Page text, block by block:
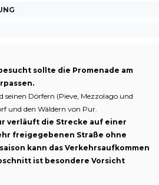
sollte die Promenade am
seinen Dörfern (Pieve, Mezzolago und
und den Wäldern von Pur.
verläuft die Strecke auf einer
freigegebenen Straße ohne
kann das Verkehrsaufkommen
ist besondere Vorsicht